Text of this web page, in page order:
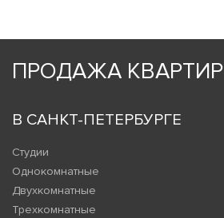
ПРОДАЖА КВАРТИР
В САНКТ-ПЕТЕРБУРГЕ
Студии
Однокомнатные
Двухкомнатные
Трехкомнатные